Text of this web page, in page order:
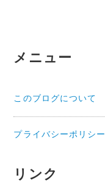
ゲ
シ
ョ
メニュー
このブログについて
プライバシーポリシー
リンク